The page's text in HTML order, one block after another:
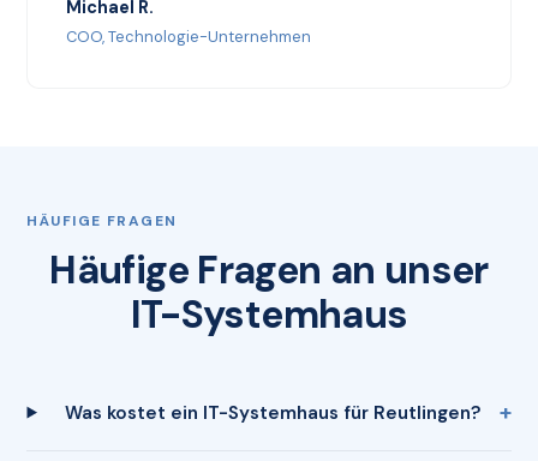
Michael R.
COO, Technologie-Unternehmen
HÄUFIGE FRAGEN
Häufige Fragen an unser
IT-Systemhaus
Was kostet ein IT-Systemhaus für Reutlingen?